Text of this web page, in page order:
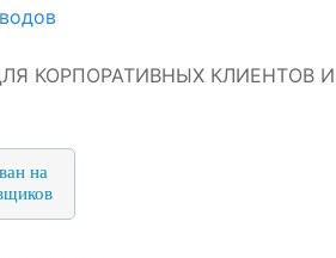
КОРПОРАТИВНЫХ КЛИЕНТОВ И
на